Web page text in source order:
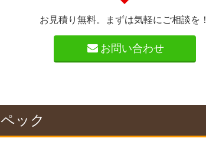
お見積り無料。まずは気軽にご相談を！
お問い合わせ
ック